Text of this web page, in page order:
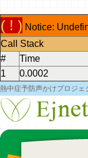
( ! ) Notice:
Call Stack
#
Time
1
0.0002
熱中症予防声かけプロジェ